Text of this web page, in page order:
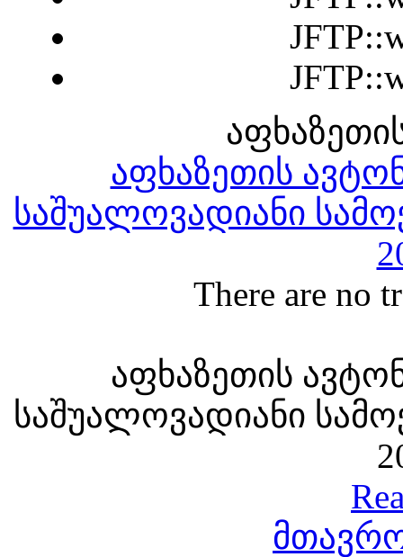
აფხაზეთის
საშუალოვადიანი
There are no
აფხაზეთის
საშუალოვადიანი